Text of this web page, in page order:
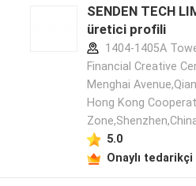
SENDEN TECH
üretici profili
1404-1405A
Financial Creative
Menghai
Hong Kong
5.0
Onaylı tedarikçi